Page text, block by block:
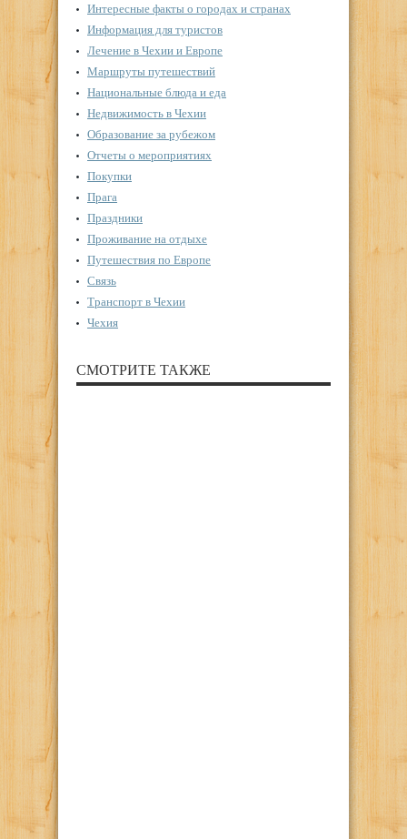
Интересные факты о городах и странах
Информация для туристов
Лечение в Чехии и Европе
Маршруты путешествий
Национальные блюда и еда
Недвижимость в Чехии
Образование за рубежом
Отчеты о мероприятиях
Покупки
Прага
Праздники
Проживание на отдыхе
Путешествия по Европе
Связь
Транспорт в Чехии
Чехия
СМОТРИТЕ ТАКЖЕ